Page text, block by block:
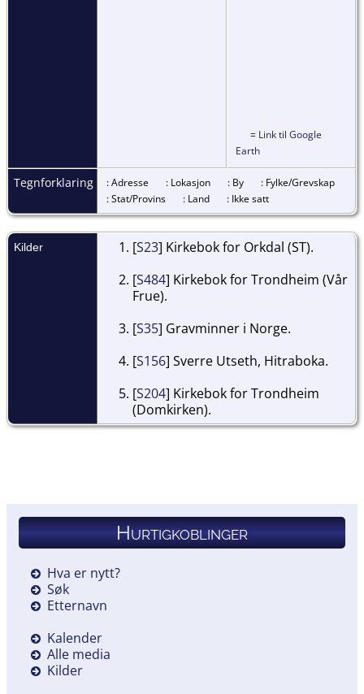
= Link til Google
Earth
Tegnforklaring : Adresse : Lokasjon : By
: Fylke/Grevskap
: Stat/Provins
: Land : Ikke satt
Kilder [S23] Kirkebok for Orkdal (ST).
[S484] Kirkebok for Trondheim (Vår
Frue).
[S35] Gravminner i Norge.
[S156] Sverre Utseth, Hitraboka.
[S204] Kirkebok for Trondheim
(Domkirken).
Hurtigkoblinger
Hva er nytt?
Søk
Etternavn
Kalender
Alle media
Kilder